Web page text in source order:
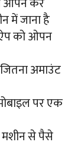
में जाना है
को ओपन
अमाउंट
पर एक
से पैसे